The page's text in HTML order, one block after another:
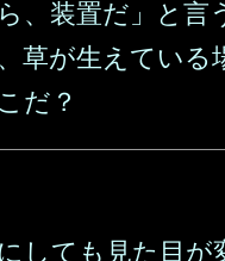
ら、装置だ」と言
草が生えている
だ？
しても見た目が